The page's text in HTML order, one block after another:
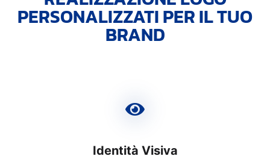
PERSONALIZZATI PER IL TUO
BRAND
Identità Visiva